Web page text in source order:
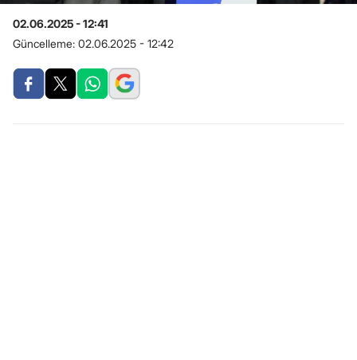
02.06.2025 - 12:41
Güncelleme: 02.06.2025 - 12:42